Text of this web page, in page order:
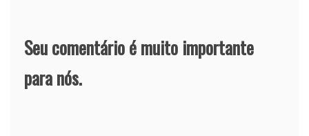
Seu comentário é muito importante
para nós.